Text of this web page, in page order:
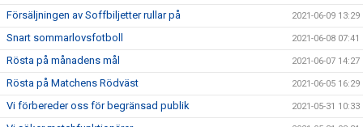
Försäljningen av Soffbiljetter rullar på 2021-06-09 13:29
Snart sommarlovsfotboll 2021-06-08 07:41
Rösta på månadens mål 2021-06-07 14:27
Rösta på Matchens Rödväst 2021-06-05 16:29
Vi förbereder oss för begränsad publik 2021-05-31 10:33